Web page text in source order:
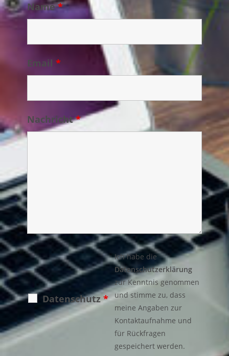
Name*
Email *
Nachricht*
Datenschutz*
Ich habe die
Datenschutzerklärung
zur Kenntnis genommen
und stimme zu, dass
meine Angaben zur
Kontaktaufnahme und
für Rückfragen
gespeichert werden.